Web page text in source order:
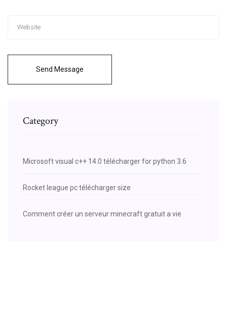
Send Message
Category
Microsoft visual c++ 14.0 télécharger for python 3.6
Rocket league pc télécharger size
Comment créer un serveur minecraft gratuit a vie